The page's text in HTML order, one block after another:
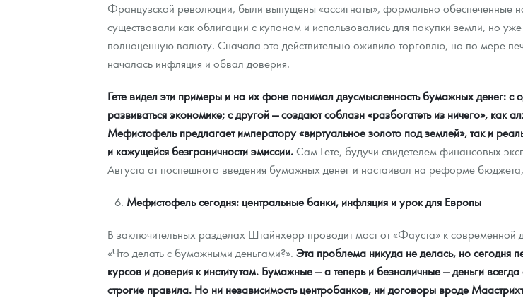
Французской революции, были выпущены «ассигнаты», формально обеспеченные
существовали как облигации с купоном и использовались для покупки земли, но
полноценную валюту. Сначала это действительно оживило торговлю, но по мере
началась инфляция и обвал доверия.
Гете видел эти примеры и на их фоне понимал двусмысленность бумажных денег: с
развиваться экономике; с другой — создают соблазн «разбогатеть из ничего»,
Мефистофель предлагает императору «виртуальное золото под землей», так и
и кажущейся безграничности эмиссии.Сам Гете, будучи свидетелем финансовых
Августа от поспешного введения бумажных денег и настаивал на реформе
Мефистофель сегодня: центральные банки, инфляция и урок для Европы
В заключительных разделах Штайнхерр проводит мост от «Фауста» к современной
«Что делать с бумажными деньгами?». Эта проблема никуда не делась, но сегодня
курсов и доверия к институтам. Бумажные — а теперь и безналичные — деньги
строгие правила. Но ни независимость центробанков, ни договоры вроде